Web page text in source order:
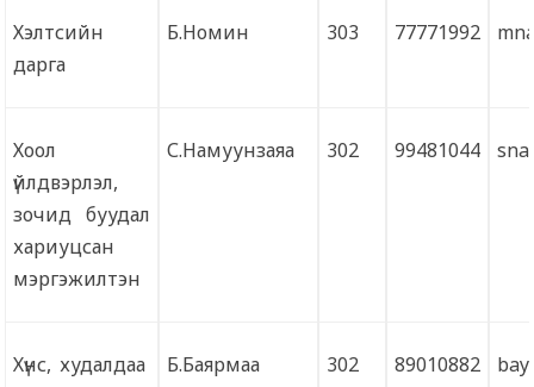
Хэлтсийн
дарга
Б.Номин 303 77771992
Хоол
үйлдвэрлэл,
зочид буудал
хариуцсан
мэргэжилтэн
С.Намуунзаяа 302 99481044
Хүнс, худалдаа
Б.Баярмаа 302 89010882